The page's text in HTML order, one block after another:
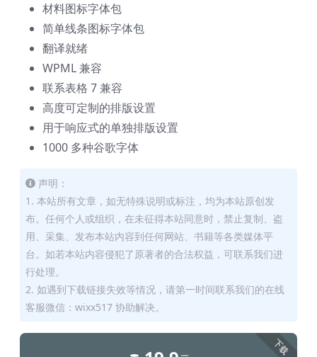
材料图标字体包
简单线条图标字体包
翻译就绪
WPML 兼容
联系表格 7 兼容
高度可定制的排版设置
用于响应式的单独排版设置
1000 多种谷歌字体
声明：
1. 本站所有文章，如无特殊说明或标注，均为本站原创发
布。任何个人或组织，在未征得本站同意时，禁止复制、盗
用、采集、发布本站内容到任何网站、书籍等各类媒体平
台。如若本站内容侵犯了原著者的合法权益，可联系我们进
行处理。
2. 如遇到下载链接失效等情况，请第一时间联系我们的在线
客服微信：wixx517 协助解决。
下载